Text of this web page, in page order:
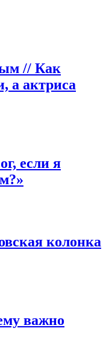
// Как
а актриса
если я
колонка
важно